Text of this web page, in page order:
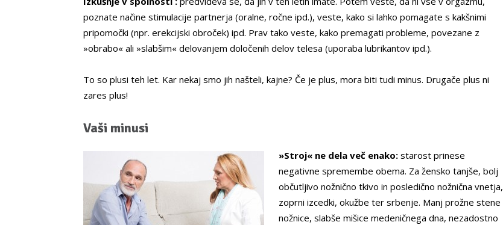
poznate načine stimulacije partnerja (oralne, ročne ipd.), veste, kako si lahko pomagate s kakšnimi
pripomočki (npr. erekcijski obroček) ipd. Prav tako veste, kako premagati probleme, povezane z
»obrabo« ali »slabšim« delovanjem določenih delov telesa (uporaba lubrikantov ipd.).
To so plusi teh let. Kar nekaj smo jih našteli, kajne? Če je plus, mora biti tudi minus. Drugače plus ni
zares plus!
Vaši minusi
»Stroj« ne dela več enako: starost prinese
negativne spremembe obema. Za žensko tanjše, bolj
občutljivo nožnično tkivo in posledično nožnična vnetja,
zoprni izcedki, okužbe ter srbenje. Manj prožne stene
nožnice, slabše mišice medeničnega dna, nezadostno